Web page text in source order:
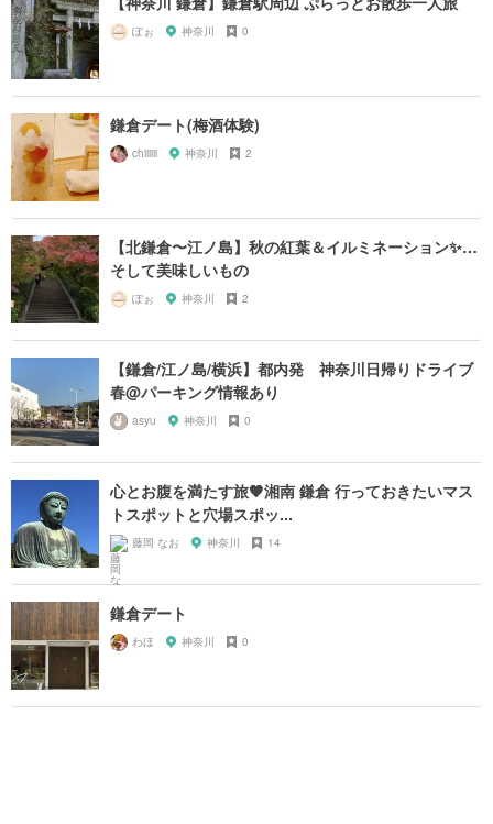
ぽぉ 神奈川 0
鎌倉デート(梅酒体験)
chiiiiii 神奈川 2
【北鎌倉〜江ノ島】秋の紅葉＆イルミネーション✨…
そして美味しいもの
ぽぉ 神奈川 2
【鎌倉/江ノ島/横浜】都内発 神奈川日帰りドライブ
春@パーキング情報あり
asyu 神奈川 0
心とお腹を満たす旅🧡湘南 鎌倉 行っておきたいマス
トスポットと穴場スポッ...
藤岡 なお 神奈川 14
鎌倉デート
わほ 神奈川 0